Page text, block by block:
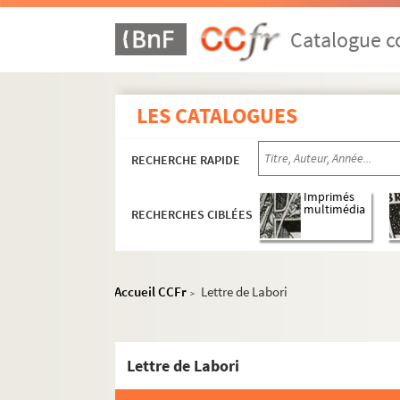
Catalogue
LES CATALOGUES
RECHERCHE RAPIDE
RECHERCHES CIBLÉES
Imprimés
multimédia
Accueil CCFr > Lettre de Labori
Lettre de Labori